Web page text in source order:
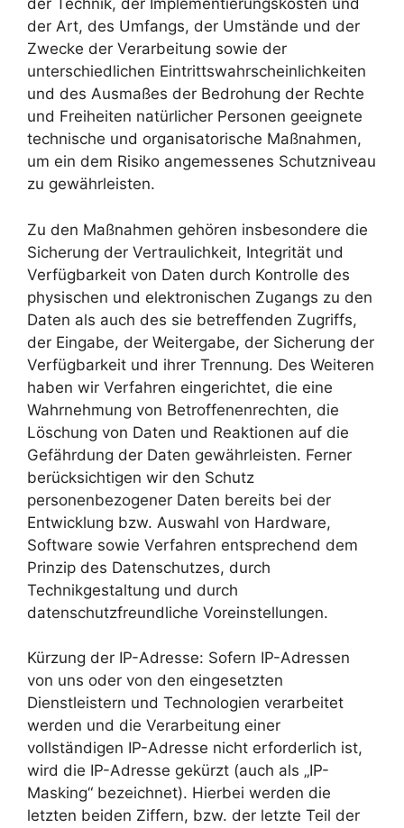
der Technik, der Implementierungskosten und
der Art, des Umfangs, der Umstände und der
Zwecke der Verarbeitung sowie der
unterschiedlichen Eintrittswahrscheinlichkeiten
und des Ausmaßes der Bedrohung der Rechte
und Freiheiten natürlicher Personen geeignete
technische und organisatorische Maßnahmen,
um ein dem Risiko angemessenes Schutzniveau
zu gewährleisten.
Zu den Maßnahmen gehören insbesondere die
Sicherung der Vertraulichkeit, Integrität und
Verfügbarkeit von Daten durch Kontrolle des
physischen und elektronischen Zugangs zu den
Daten als auch des sie betreffenden Zugriffs,
der Eingabe, der Weitergabe, der Sicherung der
Verfügbarkeit und ihrer Trennung. Des Weiteren
haben wir Verfahren eingerichtet, die eine
Wahrnehmung von Betroffenenrechten, die
Löschung von Daten und Reaktionen auf die
Gefährdung der Daten gewährleisten. Ferner
berücksichtigen wir den Schutz
personenbezogener Daten bereits bei der
Entwicklung bzw. Auswahl von Hardware,
Software sowie Verfahren entsprechend dem
Prinzip des Datenschutzes, durch
Technikgestaltung und durch
datenschutzfreundliche Voreinstellungen.
Kürzung der IP-Adresse: Sofern IP-Adressen
von uns oder von den eingesetzten
Dienstleistern und Technologien verarbeitet
werden und die Verarbeitung einer
vollständigen IP-Adresse nicht erforderlich ist,
wird die IP-Adresse gekürzt (auch als „IP-
Masking“ bezeichnet). Hierbei werden die
letzten beiden Ziffern, bzw. der letzte Teil der